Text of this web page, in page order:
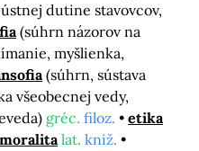
dutine stavovcov,
(súhrn názorov na
myšlienka,
(súhrn, sústava
všeobecnej vedy,
gréc. filoz.
etika
moralita lat. kniž.